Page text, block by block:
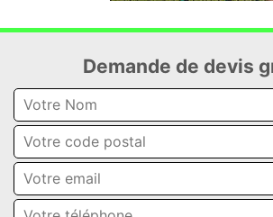
Demande de devis